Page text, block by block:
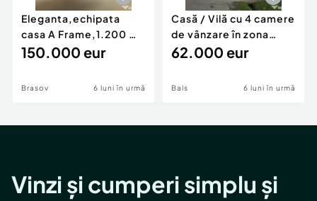
Eleganta,echipata
casa A Frame,1.200 mp
teren,deschidere Pia
150.000 eur
Brasov 6 luni în urmă
Casă / Vilă cu 4 camere
de vânzare în zona
Periferie
62.000 eur
Bals 6 luni în urmă
Vinzi și cumperi simplu și